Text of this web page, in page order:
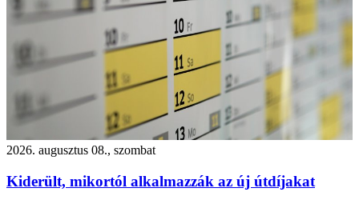
2026. augusztus 08., szombat
Kiderült, mikortól alkalmazzák az új útdíjakat